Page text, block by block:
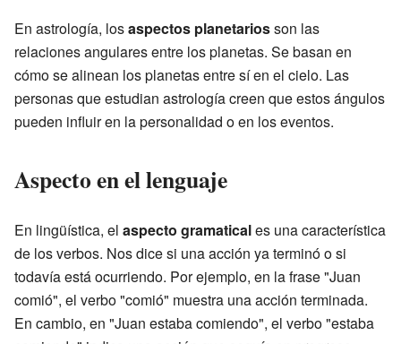
En astrología, losaspectos planetariosson las
relaciones angulares entre los planetas. Se basan en
cómo se alinean los planetas entre sí en el cielo. Las
personas que estudian astrología creen que estos ángulos
pueden influir en la personalidad o en los eventos.
Aspecto en el lenguaje
En lingüística, el aspecto gramaticales una característica
de los verbos. Nos dice si una acción ya terminó o si
todavía está ocurriendo. Por ejemplo, en la frase "Juan
comió", el verbo "comió" muestra una acción terminada.
En cambio, en "Juan estaba comiendo", el verbo "estaba